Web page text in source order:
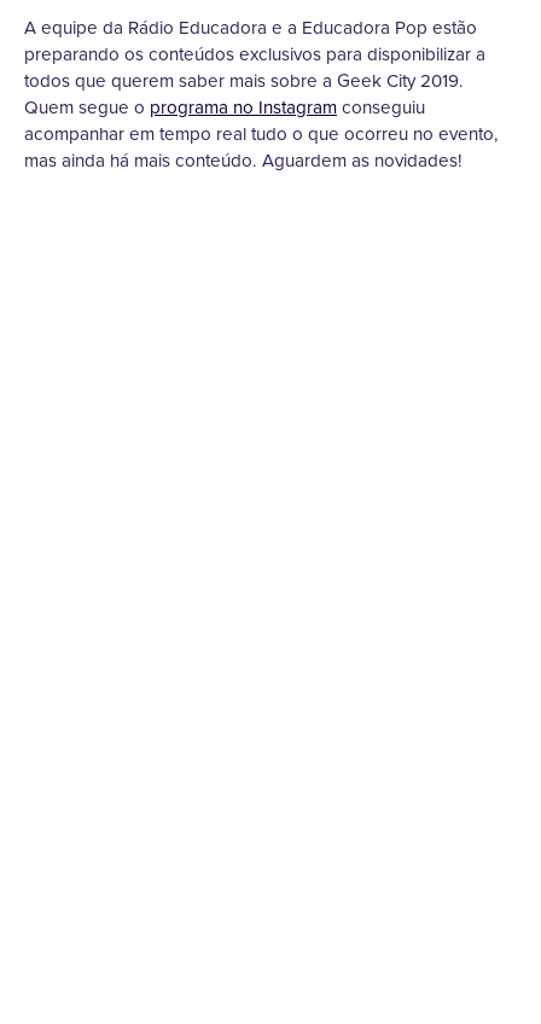
A equipe da Rádio Educadora e a Educadora Pop estão
preparando os conteúdos exclusivos para disponibilizar a
todos que querem saber mais sobre a Geek City 2019.
Quem segue o programa no Instagramconseguiu
acompanhar em tempo real tudo o que ocorreu no evento,
mas ainda há mais conteúdo. Aguardem as novidades!